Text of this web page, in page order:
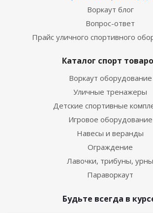
Воркаут блог
Вопрос-ответ
Прайс уличного спортивного
Каталог спорт
Воркаут оборудование
Уличные тренажеры
Детские спортивные
Игровое оборудование
Навесы и веранды
Ограждение
Лавочки, трибуны, урны
Параворкаут
Будьте всегда в